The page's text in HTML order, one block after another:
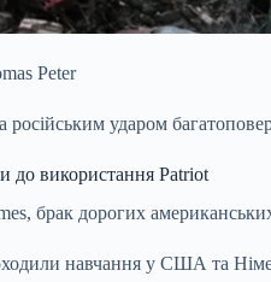
Peter
російським ударом
до використання Patriot
брак дорогих
навчання у США та